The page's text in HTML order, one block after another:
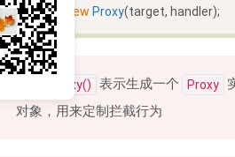
var proxy = new Proxy(target, handler);
new Proxy() 表示生成一个 Proxy
对象，用来定制拦截行为